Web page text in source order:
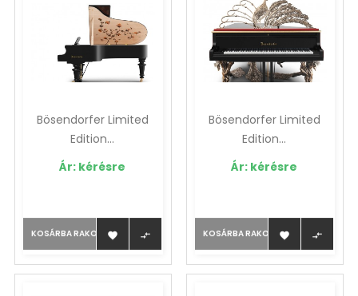
Bösendorfer Limited
Edition...
Ár: kérésre
KOSÁRBA RAKOM  
Bösendorfer Limited
Edition...
Ár: kérésre
KOSÁRBA RAKOM  